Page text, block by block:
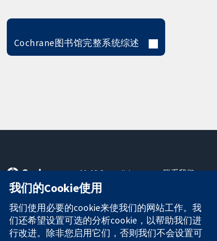
Cochrane图书馆完整系统综述
可信任的证据
知情决定
更完善的医疗健
康
11-13 Cavendish
Square
London
W1G 0AN
United Kingdom
联系我们
关于我们
工作机会
Cochrane
Library
我们的Cookie使用
我们使用必要的cookie来使我们的网站工作。我
们还希望设置可选的分析cookie，以帮助我们进
行改进。除非您启用它们，否则我们不会设置可